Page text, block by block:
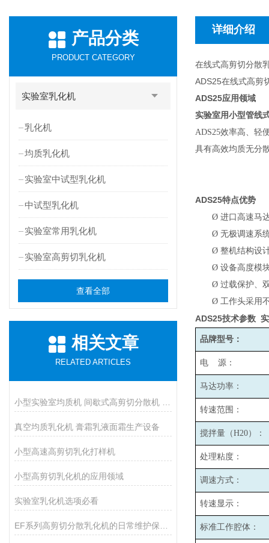
产品分类
PRODUCT CATEGORY
实验室乳化机
乳化机
均质乳化机
实验室中试型乳化机
中试型乳化机
实验室常用乳化机
实验室高剪切乳化机
查看全部
相关文章
RELATED ARTICLES
真空均质乳化机 膏霜乳液面霜生产设备
小型高速高剪切乳化打样机
小型高剪切乳化机的应用领域
实验室乳化机选项必看
详细介绍
在线式高剪切分散
ADS25在线式高剪
ADS25应用领域
实验室用小型管线
ADS25效率高、轻
具有高效均质无分
ADS25特点优势
Ø 进口高速马
Ø 无极调速系
Ø 整机结构设
Ø 设备高度模
Ø 过载保护、
Ø 工作头采用
ADS25技术参数
品牌型号：
电 源：
马达功率：
转速范围：
搅拌量（H20）：
处理粘度：
调速方式：
转速显示：
标准工作腔体：